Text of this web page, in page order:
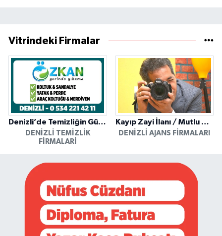
Vitrindeki Firmalar
Denizli’de Temizliğin Güvenilir Adresi: Özkan Yerinde Yıkama
DENIZLI TEMIZLIK
FIRMALARI
Kayıp Zayi İlanı / Mutlu Ajans / Denizli
DENIZLI AJANS FIRMALARI